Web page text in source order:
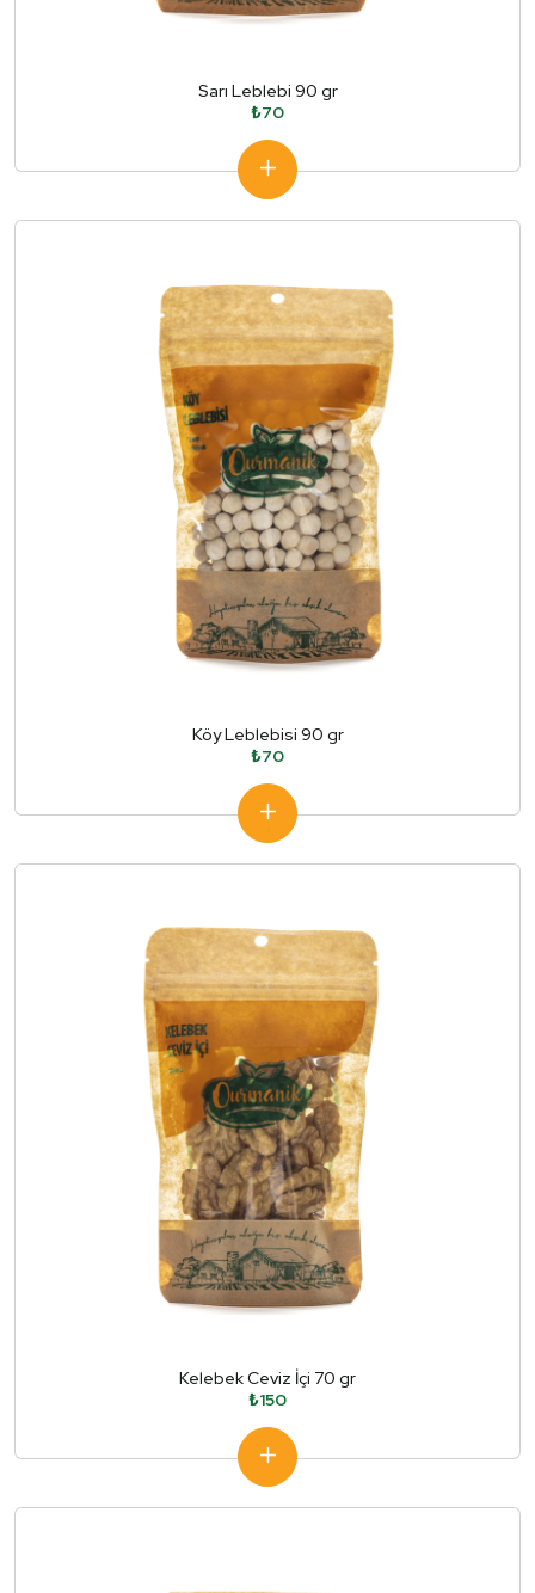
Sarı Leblebi 90 gr
₺70
Köy Leblebisi 90 gr
₺70
Kelebek Ceviz İçi 70 gr
₺150